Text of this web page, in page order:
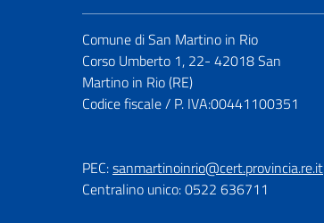
Comune di San Martino in Rio
Corso Umberto 1, 22- 42018 San
Martino in Rio (RE)
Codice fiscale / P. IVA:00441100351
PEC:sanmartinoinrio@cert.provincia.re.it
Centralino unico: 0522 636711